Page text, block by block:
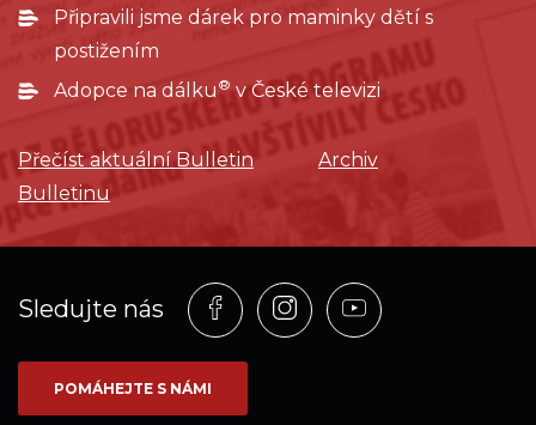
Připravili jsme dárek pro maminky dětí s
postižením
Adopce na dálku ®v České televizi
Přečíst aktuální Bulletin
Archiv
Bulletinu
Sledujte nás
Profil
na
síti_Facebook
Profil
na
Profil
na
POMÁHEJTE S NÁMI